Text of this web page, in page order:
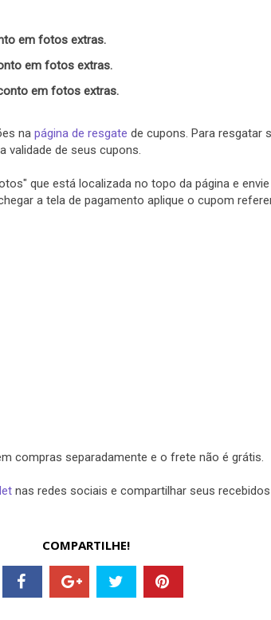
em fotos extras.
em fotos extras.
em fotos extras.
na página de resgate de cupons. Para resgatar
validade de seus cupons.
que está localizada no topo da página e
a tela de pagamento aplique o cupom
compras separadamente e o frete não é grátis.
nas redes sociais e compartilhar seus
COMPARTILHE!